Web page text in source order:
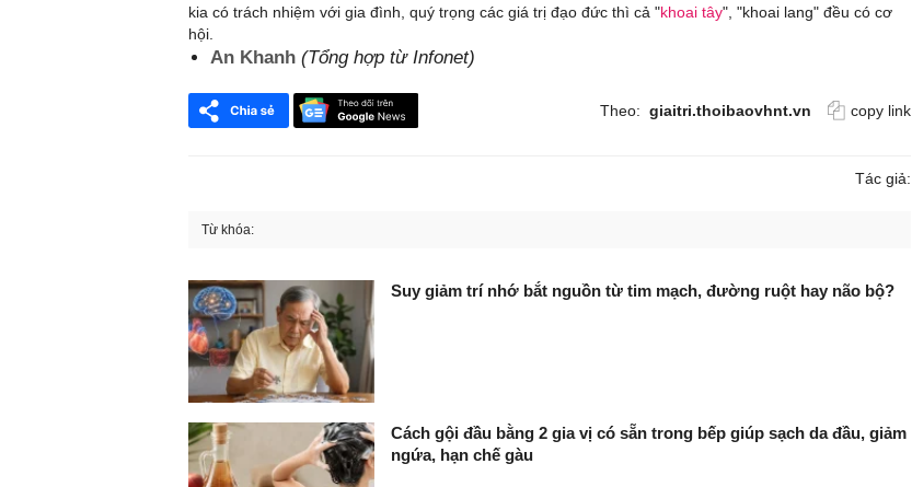
kia có trách nhiệm với gia đình, quý trọng các giá trị đạo đức thì cả "khoai tây", "khoai lang" đều có cơ
hội.
An Khanh (Tổng hợp từ Infonet)
Theo: giaitri.thoibaovhnt.vn copy link
Tác giả:
Từ khóa:
Suy giảm trí nhớ bắt nguồn từ tim mạch, đường ruột hay não bộ?
Cách gội đầu bằng 2 gia vị có sẵn trong bếp giúp sạch da đầu, giảm
ngứa, hạn chế gàu